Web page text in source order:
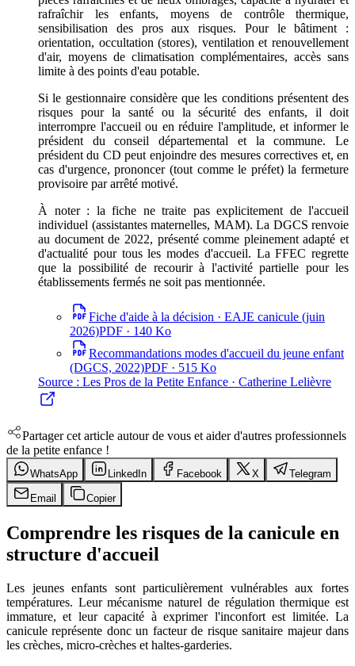
rafraîchir les enfants, moyens de contrôle thermique,
sensibilisation des pros aux risques. Pour le bâtiment :
orientation, occultation (stores), ventilation et renouvellement
d'air, moyens de climatisation complémentaires, accès sans
limite à des points d'eau potable.
Si le gestionnaire considère que les conditions présentent des
risques pour la santé ou la sécurité des enfants, il doit
interrompre l'accueil ou en réduire l'amplitude, et informer le
président du conseil départemental et la commune. Le
président du CD peut enjoindre des mesures correctives et, en
cas d'urgence, prononcer (tout comme le préfet) la fermeture
provisoire par arrêté motivé.
À noter : la fiche ne traite pas explicitement de l'accueil
individuel (assistantes maternelles, MAM). La DGCS renvoie
au document de 2022, présenté comme pleinement adapté et
d'actualité pour tous les modes d'accueil. La FFEC regrette
que la possibilité de recourir à l'activité partielle pour les
établissements fermés ne soit pas mentionnée.
Fiche d'aide à la décision · EAJE canicule (juin
2026)PDF · 140 Ko
Recommandations modes d'accueil du jeune enfant
(DGCS, 2022)PDF · 515 Ko
Source : Les Pros de la Petite Enfance · Catherine Lelièvre
Partager cet article autour de vous et aider d'autres professionnels
de la petite enfance !
WhatsApp LinkedIn Facebook X Telegram
Email Copier
Comprendre les risques de la canicule en
structure d'accueil
Les jeunes enfants sont particulièrement vulnérables aux fortes
températures. Leur mécanisme naturel de régulation thermique est
immature, et leur capacité à exprimer l'inconfort est limitée. La
canicule représente donc un facteur de risque sanitaire majeur dans
les crèches, micro-crèches et haltes-garderies.